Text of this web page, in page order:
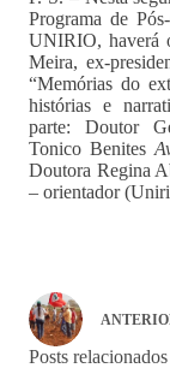
Programa de
UNIRIO, haverá
Meira, ex-
“Memórias do
histórias e
parte: Doutor
Tonico Benites
Doutora Regina
– orientador
Posts relacionados